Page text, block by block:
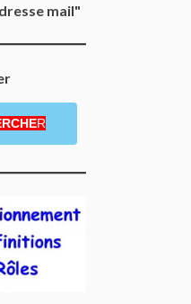
mail"
R